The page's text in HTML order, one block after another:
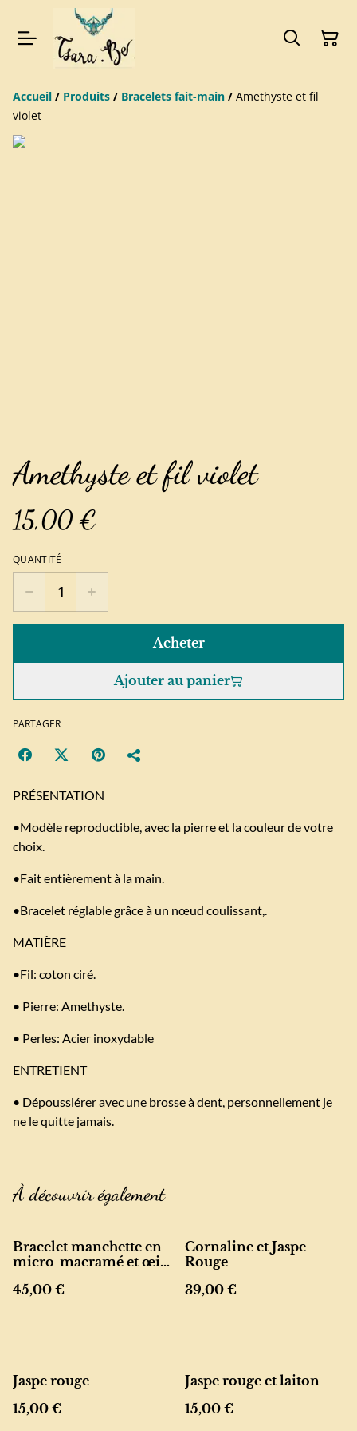
Accueil / Produits / Bracelets fait-main / Amethyste et fil
violet
Amethyste et fil violet
15,00 €
QUANTITÉ
Acheter
Ajouter au panier
PARTAGER
PRÉSENTATION
•Modèle reproductible, avec la pierre et la couleur de votre
choix.
•Fait entièrement à la main.
•Bracelet réglable grâce à un nœud coulissant,.
MATIÈRE
•Fil: coton ciré.
• Pierre: Amethyste.
• Perles: Acier inoxydable
ENTRETIENT
• Dépoussiérer avec une brosse à dent, personnellement je
ne le quitte jamais.
À découvrir également
Bracelet manchette en
micro-macramé et œil
45,00 €
Cornaline et Jaspe
Rouge
39,00 €
Jaspe rouge
15,00 €
Jaspe rouge et laiton
15,00 €